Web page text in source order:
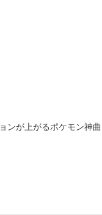
ンが上がるポケモン神